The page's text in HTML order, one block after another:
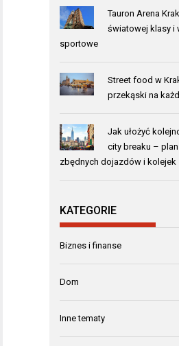
Tauron Arena
światowej klasy i
sportowe
Street food w
przekąski na
Jak ułożyć
city breaku –
zbędnych dojazdów i kolejek
KATEGORIE
Biznes i finanse
Dom
Inne tematy